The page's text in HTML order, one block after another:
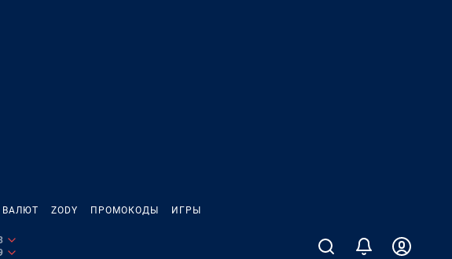
ВАЛЮТ ZODY ПРОМОКОДЫ ИГРЫ